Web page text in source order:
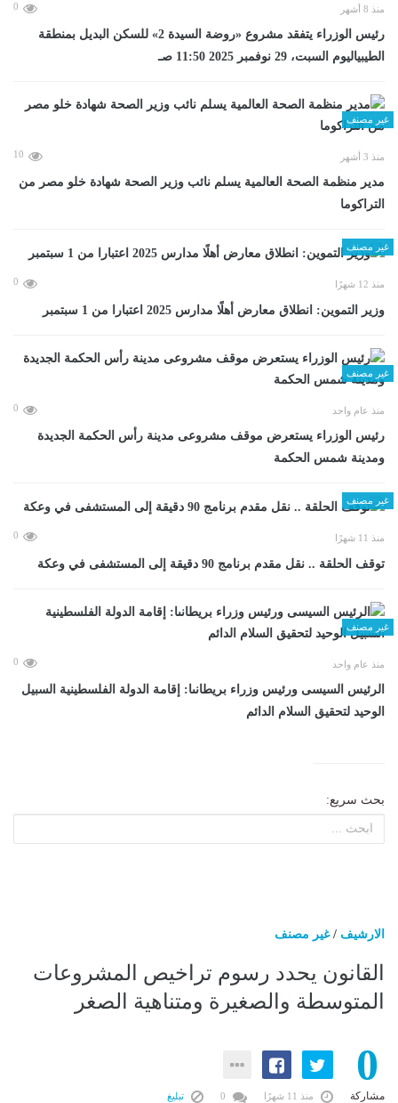
منذ 8 أشهر 0
رئيس الوزراء يتفقد مشروع «روضة السيدة 2» للسكن البديل بمنطقة
الطيبياليوم السبت، 29 نوفمبر 2025 11:50 صـ
غير مصنف
منذ 3 أشهر 10
مدير منظمة الصحة العالمية يسلم نائب وزير الصحة شهادة خلو مصر من
التراكوما
غير مصنف
منذ 12 شهرًا 0
وزير التموين: انطلاق معارض أهلًا مدارس 2025 اعتبارا من 1 سبتمبر
غير مصنف
منذ عام واحد 0
رئيس الوزراء يستعرض موقف مشروعى مدينة رأس الحكمة الجديدة
ومدينة شمس الحكمة
غير مصنف
منذ 11 شهرًا 0
توقف الحلقة .. نقل مقدم برنامج 90 دقيقة إلى المستشفى في وعكة
غير مصنف
منذ عام واحد 0
الرئيس السيسى ورئيس وزراء بريطانىا: إقامة الدولة الفلسطينية السبيل
الوحيد لتحقيق السلام الدائم
بحث سريع:
الارشيف /غير مصنف
القانون يحدد رسوم تراخيص المشروعات
المتوسطة والصغيرة ومتناهية الصغر
0
مشاركة منذ 11 شهرًا تبليغ